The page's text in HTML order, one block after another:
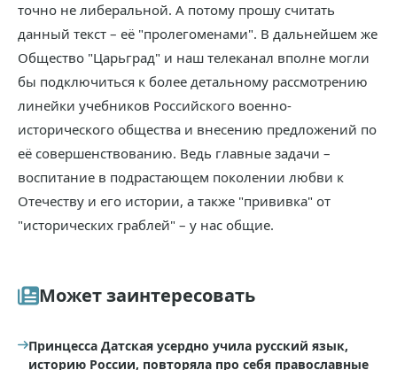
точно не либеральной. А потому прошу считать
данный текст – её "пролегоменами". В дальнейшем же
Общество "Царьград" и наш телеканал вполне могли
бы подключиться к более детальному рассмотрению
линейки учебников Российского военно-
исторического общества и внесению предложений по
её совершенствованию. Ведь главные задачи –
воспитание в подрастающем поколении любви к
Отечеству и его истории, а также "прививка" от
"исторических граблей" – у нас общие.
Может заинтересовать
Принцесса Датская усердно учила русский язык,
историю России, повторяла про себя православные